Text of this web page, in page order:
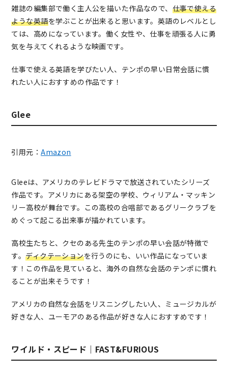
雑誌の編集部で働く主人公を描いた作品なので、 仕事で使える
ような英語を学ぶことが出来ると思います。英語のレベルとし
ては、高めになっています。働く女性や、仕事を頑張る人に勇
気を与えてくれるような映画です。
仕事で使える英語を学びたい人、テンポの早い日常会話に慣
れたい人におすすめの作品です！
Glee
引用元：Amazon
Gleeは、アメリカのテレビドラマで放送されていたシリーズ
作品です。アメリカにある架空の学校、ウィリアム・マッキン
リー高校が舞台です。この高校の合唱部であるグリークラブを
めぐって起こる出来事が描かれています。
高校生たちと、クセのある先生のテンポの早い会話が特徴で
す。ディクテーションを行うのにも、いい作品になっていま
す！この作品を見ていると、海外の自然な会話のテンポに慣れ
ることが出来そうです！
アメリカの自然な会話をリスニングしたい人、ミュージカルが
好きな人、ユーモアのある作品が好きな人におすすめです！
ワイルド・スピード｜FAST&FURIOUS